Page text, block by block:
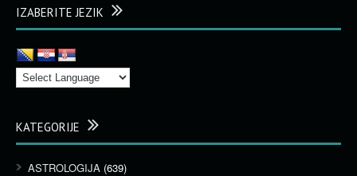
IZABERITE JEZIK
KATEGORIJE
ASTROLOGIJA (639)